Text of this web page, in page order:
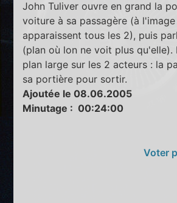
John Tuliver ouvre en grand la
voiture à sa passagère (à
apparaissent tous les 2), puis
(plan où lon ne voit plus qu'elle).
plan large sur les 2 acteurs : la
sa portière pour sortir.
Ajoutée le 08.06.2005
Minutage : 00:24:00
Voter